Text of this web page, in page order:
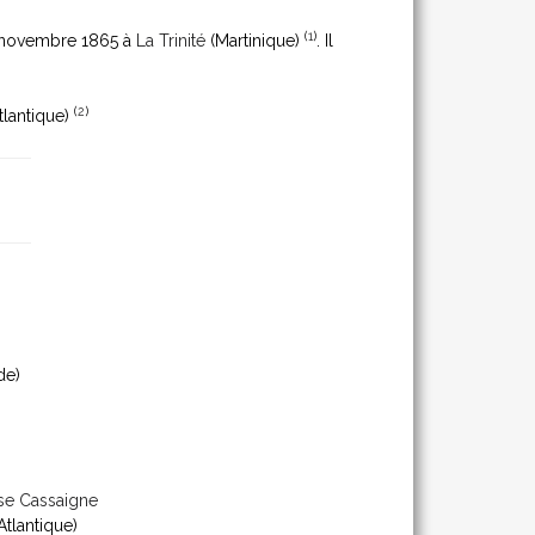
1865 à La Trinité (Martinique) (1)
(2)
Cassaigne